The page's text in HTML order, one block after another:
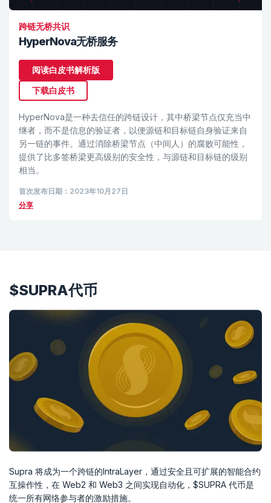
跨链无桥共识
HyperNova无桥服务
阅读白皮书解析版
下载白皮书
HyperNova是一种去信任的跨链设计，其中桥梁节点仅充当中
继者，而不是信息的验证者，以便源链和目标链自身验证来自
另一链的事件。通过消除桥梁节点（中间人）的腐败可能性，
提供了比多签桥梁更高级别的安全性，与源链和目标链的级别
相当。
首次发布日期：2023年10月27日
分享
$SUPRA代币
Supra 将成为一个跨链的IntraLayer，通过安全且可扩展的智能合约
互操作性，在 Web2 和 Web3 之间实现自动化，$SUPRA 代币是
统一所有网络参与者的激励措施。